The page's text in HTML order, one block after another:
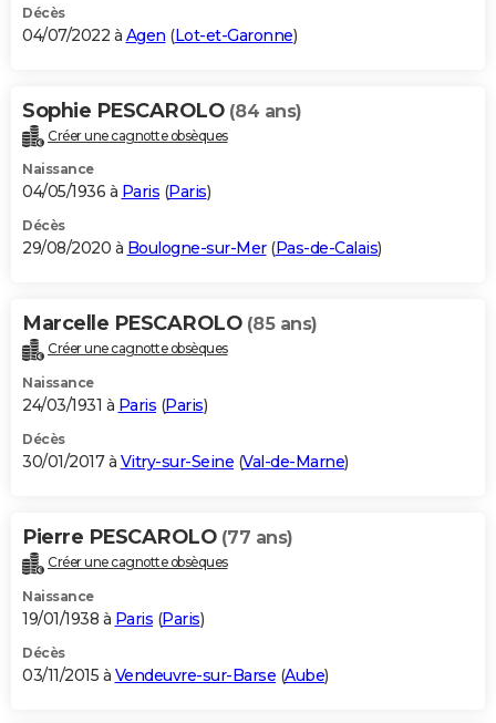
Décès
04/07/2022 à Agen (Lot-et-Garonne)
Sophie PESCAROLO (84 ans)
Créer une cagnotte obsèques
Naissance
04/05/1936 à Paris (Paris)
Décès
29/08/2020 à Boulogne-sur-Mer(Pas-de-Calais)
Marcelle PESCAROLO (85 ans)
Créer une cagnotte obsèques
Naissance
24/03/1931 à Paris (Paris)
Décès
30/01/2017 à Vitry-sur-Seine (Val-de-Marne)
Pierre PESCAROLO (77 ans)
Créer une cagnotte obsèques
Naissance
19/01/1938 à Paris (Paris)
Décès
03/11/2015 à Vendeuvre-sur-Barse (Aube)